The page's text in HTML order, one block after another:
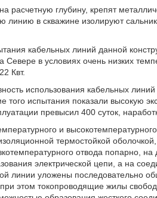
расчетную глубину, крепят
линию в скважине изолируют
кабельных линий данной
Севере в условиях очень низких
Квт.
использования кабельных
того испытания показали высокую
превысил 400 суток,
и
термостойкой
отвода попарно,
электрической цепи, а на
линии уложены последовательно
этом токопроводящие жилы